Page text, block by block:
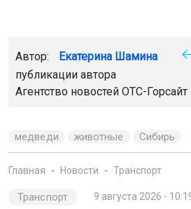
Автор: Екатерина Шамина
публикации автора
Агентство новостей ОТС-Горсайт
медведи животные Сибирь
Главная Новости Транспорт
Транспорт 9 августа 2026 -